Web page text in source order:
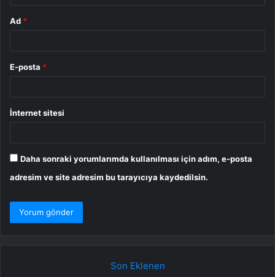
Ad *
E-posta *
İnternet sitesi
Daha sonraki yorumlarımda kullanılması için adım, e-posta
adresim ve site adresim bu tarayıcıya kaydedilsin.
Son Eklenen